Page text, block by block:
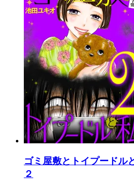
ゴミ屋敷とトイプードル
２